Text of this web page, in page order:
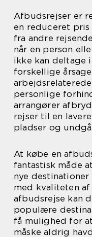
Afbudsrejser er
en reduceret
fra andre
når en person
ikke kan deltage
forskellige
personlige
arrangører
rejser til en
pladser og
At købe en
fantastisk måde
nye
med kvaliteten
afbudsrejse kan
populære
få mulighed for
måske aldrig